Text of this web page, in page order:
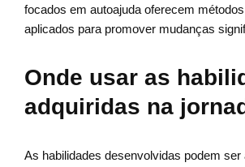
focados em autoajuda oferecem
aplicados para promover mudanças
Onde usar as
adquiridas na
As habilidades desenvolvidas podem ser